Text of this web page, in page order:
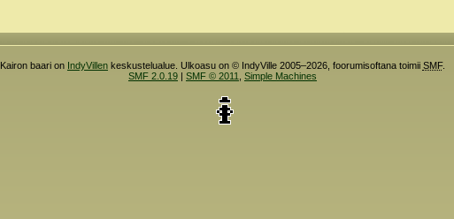
Kairon baari on IndyVillenkeskustelualue. Ulkoasu on © IndyVille 2005–2026, foorumisoftana toimii SMF.
SMF 2.0.19| SMF © 2011 Simple Machines